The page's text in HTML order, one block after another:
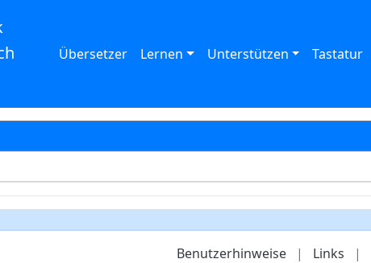
Übersetzer Lernen Unterstützen Tastatur
Benutzerhinweise | Links |